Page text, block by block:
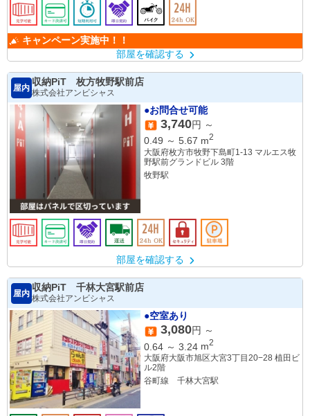
キャンペーン実施中！！
部屋を確認する
屋内
収納PiT 枚方牧野駅前店
株式会社アンビシャス
●お問合せ可能
3,740円 ～
0.49 ～ 5.67 m2
大阪府枚方市牧野下島町1-13 マルエス牧
野駅前グランドビル 3階
牧野駅
部屋を確認する
屋内
収納PiT 千林大宮駅前店
株式会社アンビシャス
●空室あり
3,080円 ～
0.64 ～ 3.24 m2
大阪府大阪市旭区大宮3丁目20−28 植田ビ
ル2階
谷町線 千林大宮駅